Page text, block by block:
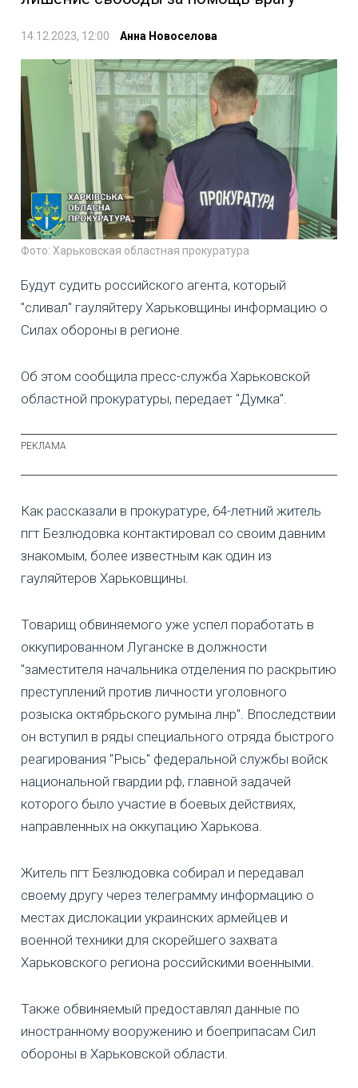
14.12.2023, 12:00 Анна Новоселова
Фото: Харьковская областная прокуратура
Будут судить российского агента, который
"сливал" гауляйтеру Харьковщины информацию о
Силах обороны в регионе.
Об этом сообщила пресс-служба Харьковской
областной прокуратуры, передает "Думка".
Как рассказали в прокуратуре, 64-летний житель
пгт Безлюдовка контактировал со своим давним
знакомым, более известным как один из
гауляйтеров Харьковщины.
Товарищ обвиняемого уже успел поработать в
оккупированном Луганске в должности
"заместителя начальника отделения по раскрытию
преступлений против личности уголовного
розыска октябрьского румына лнр". Впоследствии
он вступил в ряды специального отряда быстрого
реагирования "Рысь" федеральной службы войск
национальной гвардии рф, главной задачей
которого было участие в боевых действиях,
направленных на оккупацию Харькова.
Житель пгт Безлюдовка собирал и передавал
своему другу через телеграмму информацию о
местах дислокации украинских армейцев и
военной техники для скорейшего захвата
Харьковского региона российскими военными.
Также обвиняемый предоставлял данные по
иностранному вооружению и боеприпасам Сил
обороны в Харьковской области.